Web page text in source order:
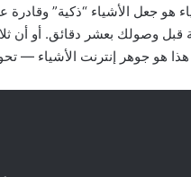
قبل وصولك بعشر دقائق. أو أن
هو جوهر إنترنت الأشياء —